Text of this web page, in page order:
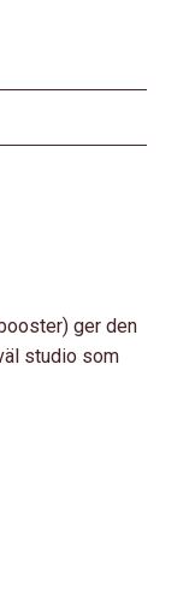
ger den
studio som